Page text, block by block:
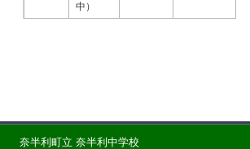
中）
奈半利町立 奈半利中学校